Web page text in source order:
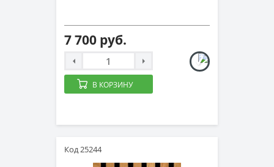
7 700 руб.
В КОРЗИНУ
Код 25244